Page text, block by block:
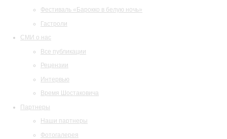
Фестиваль «Барокко в белую ночь»
Гастроли
СМИ о нас
Все публикации
Рецензии
Интервью
Время Шостаковича
Партнеры
Наши партнеры
Фотогалерея